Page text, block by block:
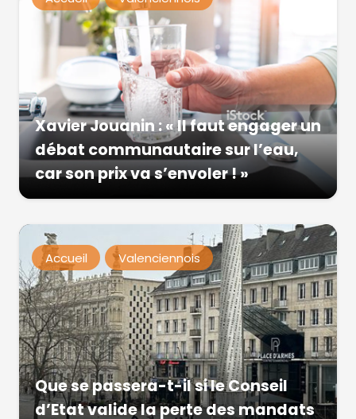
Xavier Jouanin : « Il faut engager un
débat communautaire sur l’eau,
car son prix va s’envoler ! »
Accueil Valenciennois
Que se passera-t-il si le Conseil
d’Etat valide la perte des mandats